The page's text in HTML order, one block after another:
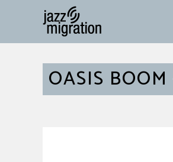
OASIS BOOM